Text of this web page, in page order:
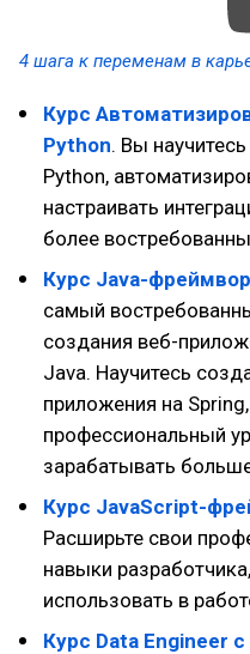
4 шага к переменам в
Курс
Python. Вы
Python,
настраивать
более
Курс Java-
самый
создания веб-
Java. Научитесь
приложения на
профессиональный
зарабатывать
Курс JavaScript-
Расширьте свои
навыки
использовать в
Курс Data Engineer